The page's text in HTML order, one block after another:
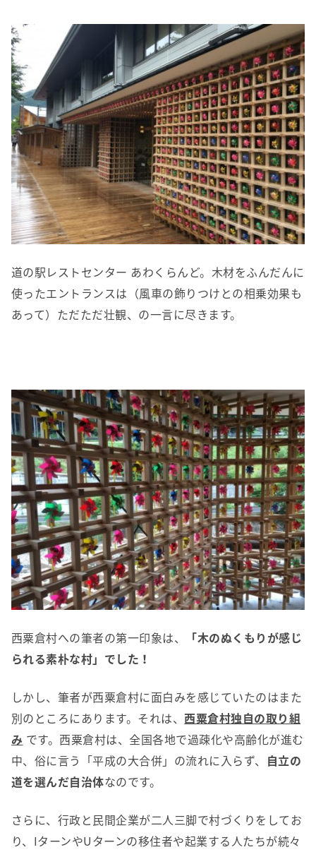
道の駅レストセンター あわくらんど。木材をふんだんに
使ったエントランスは（風車の飾りつけとの相乗効果も
あって）ただただ壮観、の一言に尽きます。
西粟倉村への筆者の第一印象は、
「木のぬくもりが感じ
られる素朴な村」でした！
しかし、筆者が西粟倉村に面白みを感じていたのはまた
別のところにあります。それは、西粟倉村独自の取り組
み です。西粟倉村は、全国各地で過疎化や高齢化が進む
中、俗に言う「平成の大合併」の流れに入らず、 自立の
道を選んだ自治体なのです。
さらに、行政と民間企業が二人三脚で村づくりをしてお
り、IターンやUターンの移住者や起業する人たちが続々